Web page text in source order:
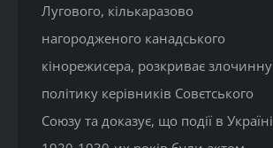
Лугового, кількаразово
нагородженого канадського
кінорежисера, розкриває злочинну
політику керівників Совєтського
Союзу та доказує, що події в Україні